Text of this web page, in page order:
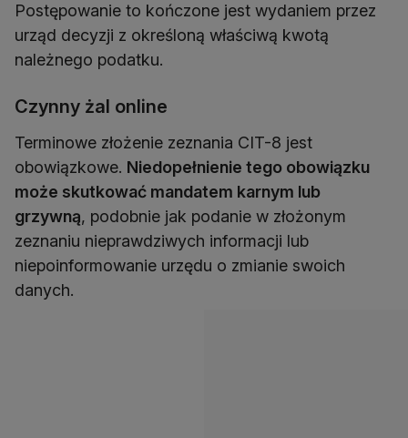
Postępowanie to kończone jest wydaniem przez
urząd decyzji z określoną właściwą kwotą
należnego podatku.
Czynny żal online
Terminowe złożenie zeznania CIT-8 jest
obowiązkowe. Niedopełnienie tego obowiązku
może skutkować mandatem karnym lub
grzywną, podobnie jak podanie w złożonym
zeznaniu nieprawdziwych informacji lub
niepoinformowanie urzędu o zmianie swoich
danych.